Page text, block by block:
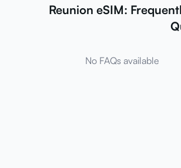
Reunion eSIM:
No FAQs available